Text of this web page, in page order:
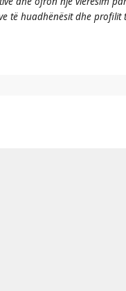
të huadhënësit dhe profilit